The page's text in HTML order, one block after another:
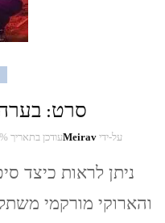
סרט: בערה
על-ידי Meiravעודכן בתאריך
ניתן לראות כיצד
והארוקי מורקמי